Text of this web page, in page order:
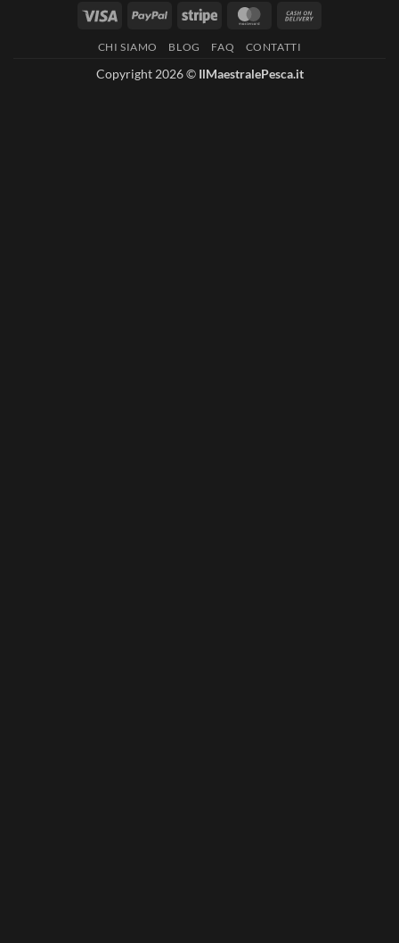
Visa PayPal Stripe MasterCard
CHI SIAMO BLOG FAQ CONTATTI
Copyright 2026 © IlMaestralePesca.it